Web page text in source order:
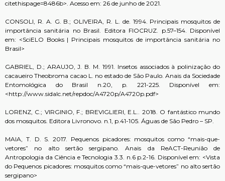
citethispage=8486b>. Acesso em: 26 de junho de 2021.
CONSOLI, R. A. G. B.; OLIVEIRA, R. L. de. 1994. Principais mosquitos de
importância sanitária no Brasil. Editora FIOCRUZ. p.57–154. Disponível
em: <SciELO Books | Principais mosquitos de importância sanitária no
Brasil>
GABRIEL, D.; ARAUJO, J. B. M. 1991. Insetos associados à polinização do
cacaueiro Theobroma cacao L. no estado de São Paulo. Anais da Sociedade
Entomológica do Brasil n.20, p. 221-225. Disponível em:
<http://www.sidalc.net/repdoc/A4720p/A4720p.pdf>
LORENZ, C.; VIRGINIO, F.; BREVIGLIERI, E.L.. 2018. O fantástico mundo
dos mosquitos. Editora Livronovo. n.1, p.41-105. Águas de São Pedro – SP.
MAIA, T. D. S. 2017. Pequenos picadores: mosquitos como “mais-que-
vetores” no alto sertão sergipano. Anais da ReACT-Reunião de
Antropologia da Ciência e Tecnologia 3.3. n.6 p.2-16. Disponível em: <Vista
do Pequenos picadores: mosquitos como “mais-que-vetores” no alto sertão
sergipano>